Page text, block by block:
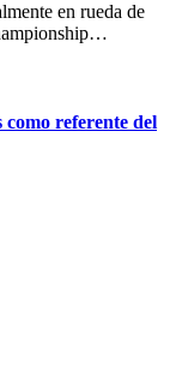
como referente del